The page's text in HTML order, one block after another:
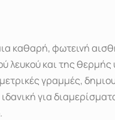
καθαρή, φωτεινή
λευκού και της
γραμμές,
για